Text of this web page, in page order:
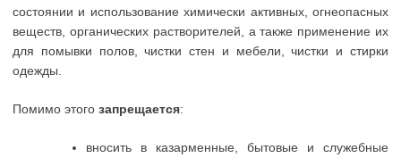
состоянии и использование химически активных, огнеопасных
веществ, органических растворителей, а также применение их
для помывки полов, чистки стен и мебели, чистки и стирки
одежды.
Помимо этого запрещается:
вносить в казарменные, бытовые и служебные